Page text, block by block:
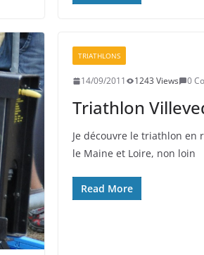
TRIATHLONS
14/09/2011 1243 Views 0
Triathlon
Je découvre le triathlon en
le Maine et Loire, non loin
Read More